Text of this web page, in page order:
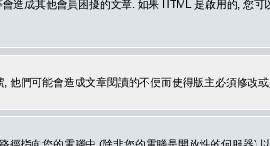
造成其他會員困擾的文章. 如果 HTML 是啟用的, 您可
他們可能會造成文章閱讀的不便而使得版主必須修改